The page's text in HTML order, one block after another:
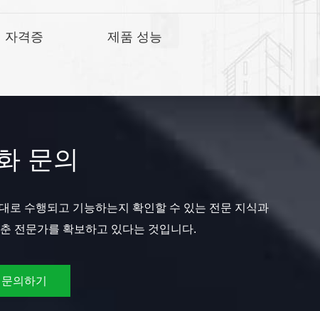
자격증 제품 성능
문의
로 수행되고 기능하는지 확인할 수 있는 전문 지식과
전문가를 확보하고 있다는 것입니다.
문의하기